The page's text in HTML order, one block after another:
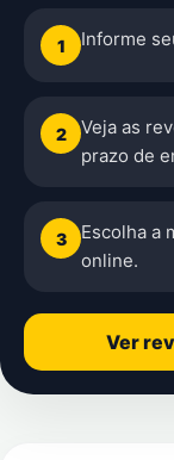
1 Informe
2
Veja as
prazo de
3
Escolha a
online.
Ver